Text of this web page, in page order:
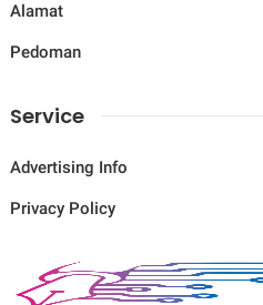
Alamat
Pedoman
Service
Advertising Info
Privacy Policy